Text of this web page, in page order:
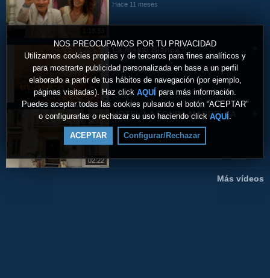
NOS PREOCUPAMOS POR TU PRIVACIDAD
Utilizamos cookies propias y de terceros para fines analíticos y
para mostrarte publicidad personalizada en base a un perfil
elaborado a partir de tus hábitos de navegación (por ejemplo,
páginas visitadas). Haz click AQUÍ para más información.
Puedes aceptar todas las cookies pulsando el botón “ACEPTAR”
o configurarlas o rechazar su uso haciendo click AQUÍ .
ACEPTAR Configurar/Rechazar
Hace 11 meses
La Masai Blanca
Hace 11 meses
02:22
HOTEL LA FONDA MARBELLA
Más vídeos